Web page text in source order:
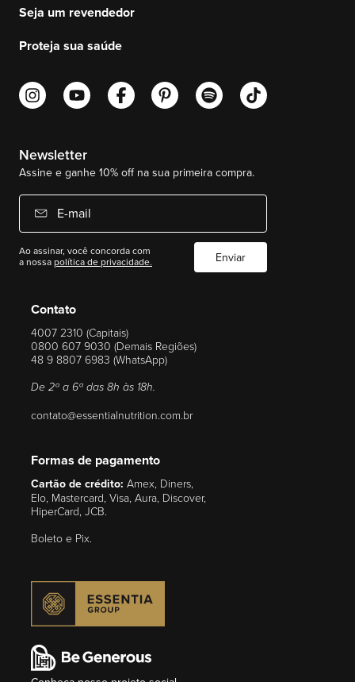
Contato
4007 2310 (Capitais)
0800 607 9030 (Demais Regiões)
48 9 8807 6983 (WhatsApp)
De 2ª a 6ª das 8h às 18h.
contato@essentialnutrition.com.br
Formas de pagamento
Cartão de crédito: Amex, Diners,
Elo, Mastercard, Visa, Aura, Discover,
HiperCard, JCB.
Boleto e Pix.
Seja um revendedor
Proteja sua saúde
Newsletter
Assine e ganhe 10% off na sua primeira compra.
E-mail
Ao assinar, você concorda com
a nossapolítica de privacidade. Enviar